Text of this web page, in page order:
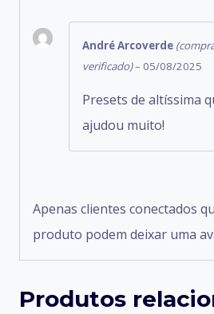
André Arcoverde
verificado)– 05/08/2025
Presets de altíssima
ajudou muito!
Apenas clientes conectados
produto podem deixar uma
Produtos